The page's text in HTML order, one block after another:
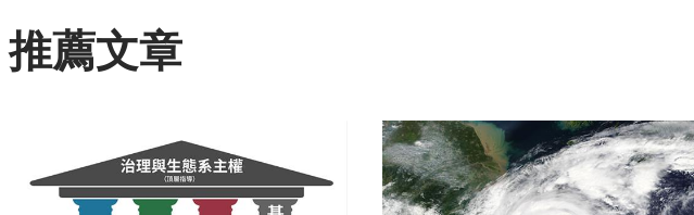
推薦文章